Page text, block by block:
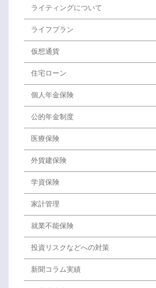
ライティングについて
ライフプラン
仮想通貨
住宅ローン
個人年金保険
公的年金制度
医療保険
外貨建保険
学資保険
家計管理
就業不能保険
投資リスクなどへの対策
新聞コラム実績